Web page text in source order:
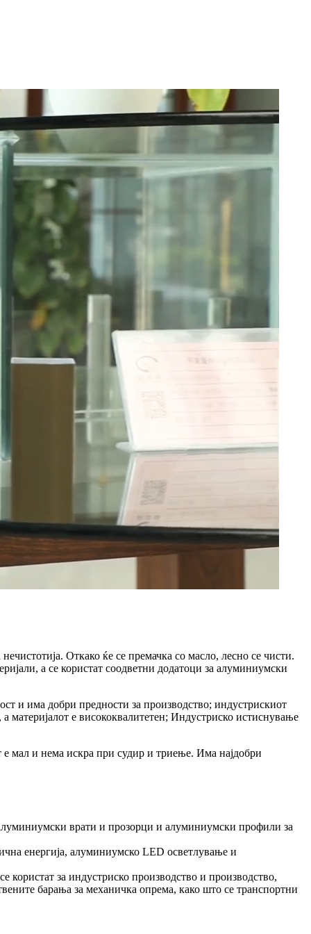
Откако ќе се премачка со масло, лесно се чисти.
а се користат соодветни додатоци за алуминиумски
и има добри предности за производство; индустрискиот
е висококвалитетен; Индустриско истиснување
е мал и нема искра при судир и триење. Има најдобри
врати и прозорци и алуминиумски профили за
енергија, алуминиумско LED осветлување и
за индустриско производство и производство,
барања за механичка опрема, како што се транспортни